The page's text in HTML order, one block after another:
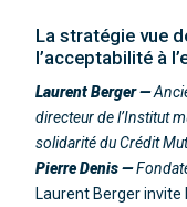
La stratégie vue
l’acceptabilité à
Laurent Berger —
directeur de l’Institut
solidarité du Crédit
Pierre Denis —
Laurent Berger invite